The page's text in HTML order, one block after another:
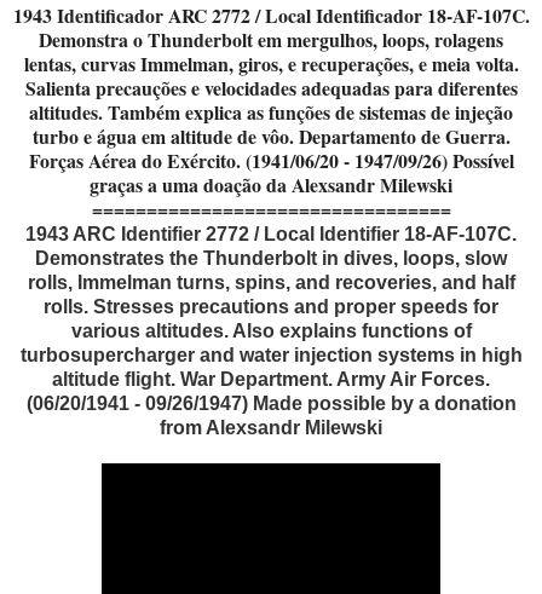
1943 Identificador ARC 2772 / Local Identificador 18-AF-107C.
Demonstra o Thunderbolt em mergulhos, loops, rolagens
lentas, curvas Immelman, giros, e recuperações, e meia volta.
Salienta precauções e velocidades adequadas para diferentes
altitudes. Também explica as funções de sistemas de injeção
turbo e água em altitude de vôo. Departamento de Guerra.
Forças Aérea do Exército. (1941/06/20 - 1947/09/26) Possível
graças a uma doação da Alexsandr Milewski
=================================
1943 ARC Identifier 2772 / Local Identifier 18-AF-107C.
Demonstrates the Thunderbolt in dives, loops, slow
rolls, Immelman turns, spins, and recoveries, and half
rolls. Stresses precautions and proper speeds for
various altitudes. Also explains functions of
turbosupercharger and water injection systems in high
altitude flight. War Department. Army Air Forces.
(06/20/1941 - 09/26/1947) Made possible by a donation
from Alexsandr Milewski